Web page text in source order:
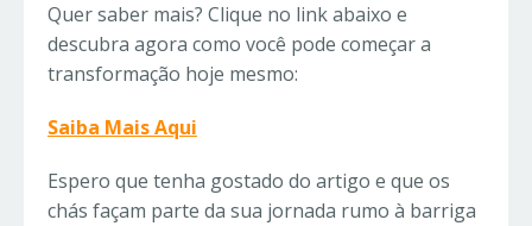
Quer saber mais? Clique no link abaixo e
descubra agora como você pode começar a
transformação hoje mesmo:
Saiba Mais Aqui
Espero que tenha gostado do artigo e que os
chás façam parte da sua jornada rumo à barriga